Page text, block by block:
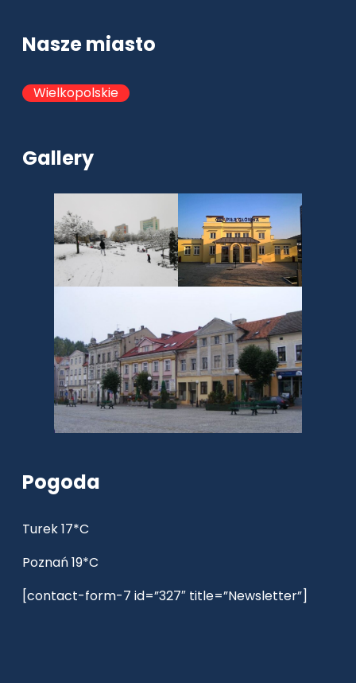
Nasze miasto
Wielkopolskie
Gallery
Pogoda
Turek 17*C
Poznań 19*C
[contact-form-7 id=”327″ title=”Newsletter”]